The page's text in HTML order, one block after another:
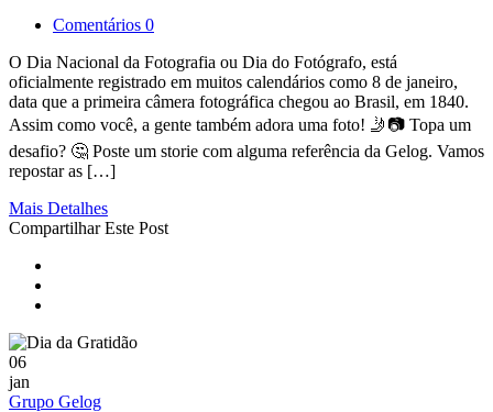
Comentários 0
O Dia Nacional da Fotografia ou Dia do Fotógrafo, está
oficialmente registrado em muitos calendários como 8 de janeiro,
data que a primeira câmera fotográfica chegou ao Brasil, em 1840.
Assim como você, a gente também adora uma foto! 🤳📷 Topa um
desafio? 🤔 Poste um storie com alguma referência da Gelog. Vamos
repostar as […]
Mais Detalhes
Compartilhar Este Post
06
jan
Grupo Gelog